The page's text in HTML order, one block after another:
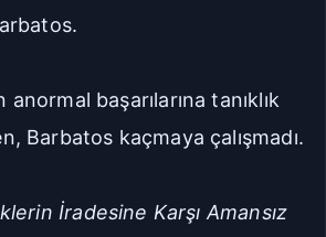
anormal başarılarına tanıklık
Barbatos kaçmaya çalışmadı.
İradesine Karşı Amansız